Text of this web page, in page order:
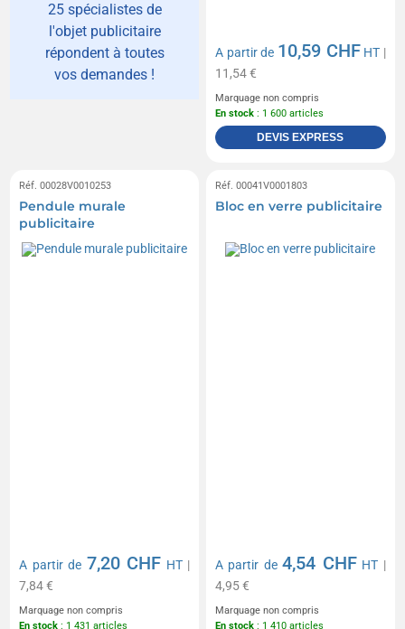
25 spécialistes de
l'objet publicitaire
répondent à toutes
vos demandes !
A partir de 10,59 CHF HT |
11,54 €
Marquage non compris
En stock : 1 600 articles
DEVIS EXPRESS
Réf. 00028V0010253
Pendule murale
publicitaire
A partir de 7,20 CHF HT|
7,84 €
Marquage non compris
En stock : 1 431 articles
Réf. 00041V0001803
Bloc en verre publicitaire
A partir de4,54 CHF HT |
4,95 €
Marquage non compris
En stock : 1 410 articles